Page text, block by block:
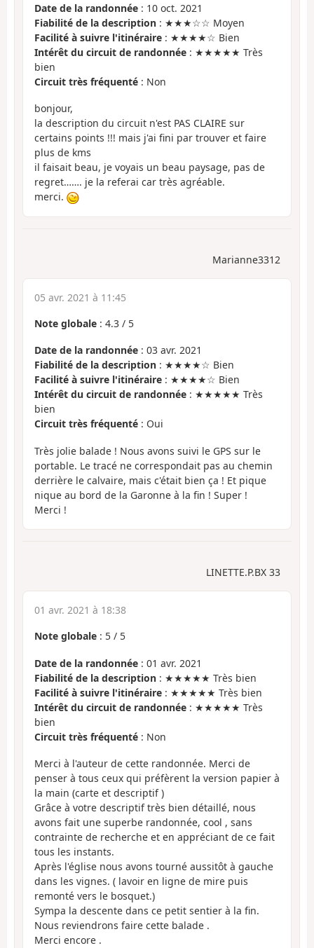
Date de la randonnée : 10 oct. 2021
Fiabilité de la description : ★★★☆☆ Moyen
Facilité à suivre l'itinéraire : ★★★★☆ Bien
Intérêt du circuit de randonnée : ★★★★★ Très
bien
Circuit très fréquenté : Non
bonjour,
la description du circuit n'est PAS CLAIRE sur
certains points !!! mais j'ai fini par trouver et faire
plus de kms
il faisait beau, je voyais un beau paysage, pas de
regret……. je la referai car très agréable.
merci.
Marianne3312
05 avr. 2021 à 11:45
Note globale : 4.3 / 5
Date de la randonnée : 03 avr. 2021
Fiabilité de la description : ★★★★☆ Bien
Facilité à suivre l'itinéraire : ★★★★☆ Bien
Intérêt du circuit de randonnée : ★★★★★ Très
bien
Circuit très fréquenté : Oui
Très jolie balade ! Nous avons suivi le GPS sur le
portable. Le tracé ne correspondait pas au chemin
derrière le calvaire, mais c'était bien ça ! Et pique
nique au bord de la Garonne à la fin ! Super !
Merci !
LINETTE.P.BX 33
01 avr. 2021 à 18:38
Note globale : 5 / 5
Date de la randonnée : 01 avr. 2021
Fiabilité de la description : ★★★★★ Très bien
Facilité à suivre l'itinéraire : ★★★★★ Très bien
Intérêt du circuit de randonnée : ★★★★★ Très
bien
Circuit très fréquenté : Non
Merci à l'auteur de cette randonnée. Merci de
penser à tous ceux qui préfèrent la version papier à
la main (carte et descriptif )
Grâce à votre descriptif très bien détaillé, nous
avons fait une superbe randonnée, cool , sans
contrainte de recherche et en appréciant de ce fait
tous les instants.
Après l'église nous avons tourné aussitôt à gauche
dans les vignes. ( lavoir en ligne de mire puis
remonté vers le bosquet.)
Sympa la descente dans ce petit sentier à la fin.
Nous reviendrons faire cette balade .
Merci encore .